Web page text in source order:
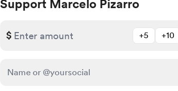
Support Marcelo Pizarro
$ +5 +10